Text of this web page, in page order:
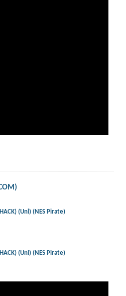
(Unl) (NES Pirate)
(Unl) (NES Pirate)